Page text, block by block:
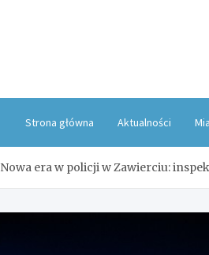
Strona główna Aktualności
Nowa era w policji w Zawierciu: